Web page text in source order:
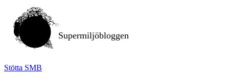
Supermiljöbloggen
Stötta SMB